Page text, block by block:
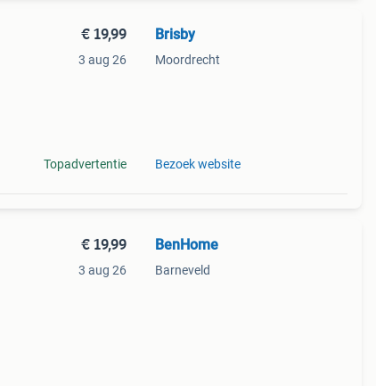
€ 19,99
3 aug 26
Topadvertentie
Brisby
Moordrecht
Bezoek website
€ 19,99
3 aug 26
BenHome
Barneveld